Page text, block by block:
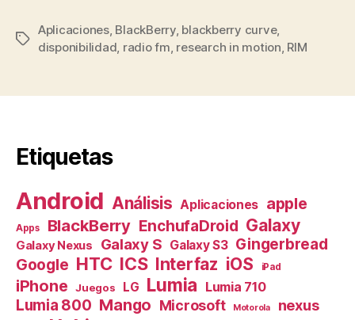
con
BlackBerry
7.1»
Etiquetas
Aplicaciones, BlackBerry, blackberry curve,
disponibilidad, radio fm, research in motion, RIM
Etiquetas
Android Análisis Aplicaciones apple
Apps BlackBerry EnchufaDroid Galaxy
Galaxy Nexus Galaxy S Galaxy S3 Gingerbread
Google HTC ICS Interfaz iOS iPad
iPhone Juegos LG Lumia Lumia 710
Lumia 800 Mango Microsoft Motorola nexus